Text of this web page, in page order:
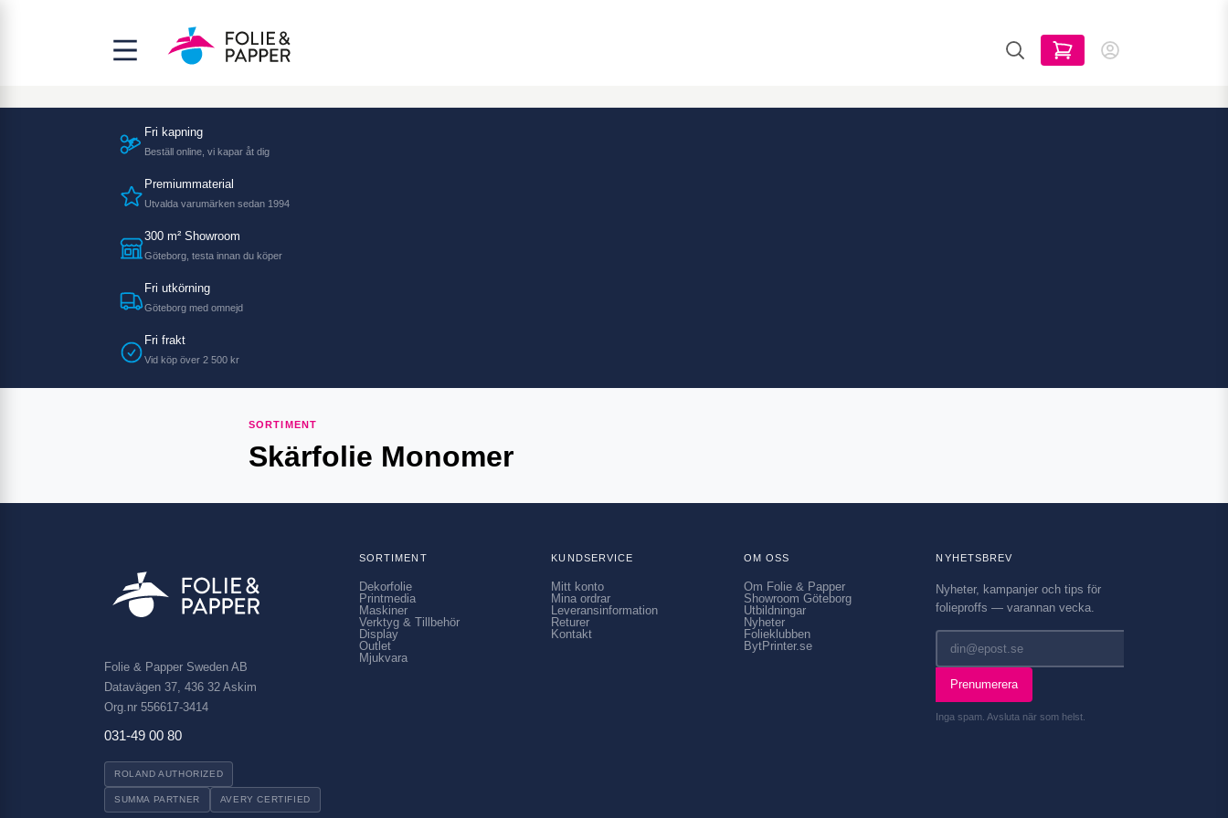
Fri kapning
Beställ online, vi kapar åt dig
Premiummaterial
Utvalda varumärken sedan 1994
300 m² Showroom
Göteborg, testa innan du köper
Fri utkörning
Göteborg med omnejd
Fri frakt
Vid köp över 2 500 kr
SORTIMENT
Skärfolie Monomer
Folie & Papper Sweden AB
Datavägen 37, 436 32 Askim
Org.nr 556617-3414
031-49 00 80
ROLAND AUTHORIZED
SUMMA PARTNER AVERY CERTIFIED
SORTIMENT
Dekorfolie
Printmedia
Maskiner
Verktyg & Tillbehör
Display
Outlet
Mjukvara
KUNDSERVICE
Mitt konto
Mina ordrar
Leveransinformation
Returer
Kontakt
OM OSS
Om Folie & Papper
Showroom Göteborg
Utbildningar
Nyheter
Folieklubben
BytPrinter.se
NYHETSBREV
Nyheter, kampanjer och tips för
folieproffs — varannan vecka.
Prenumerera
Inga spam. Avsluta när som helst.